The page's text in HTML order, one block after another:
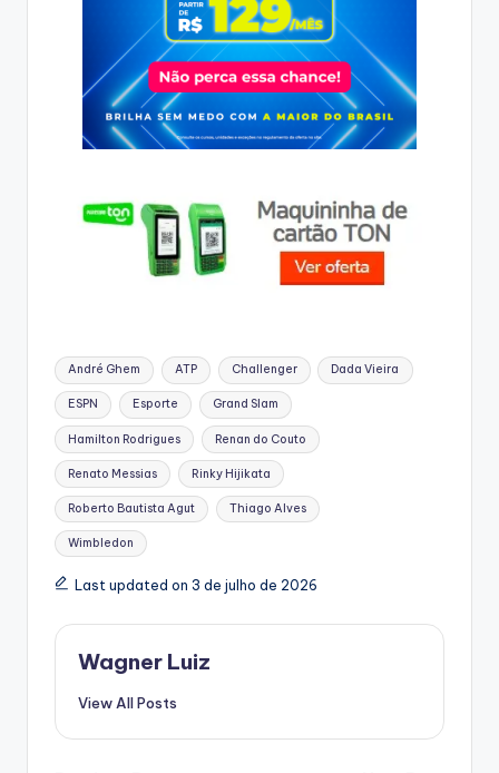
Tags:
André Ghem ATP Challenger Dada Vieira
ESPN Esporte Grand Slam
Hamilton Rodrigues Renan do Couto
Renato Messias Rinky Hijikata
Roberto Bautista Agut Thiago Alves
Wimbledon
Last updated on 3 de julho de 2026
Wagner Luiz
View All Posts